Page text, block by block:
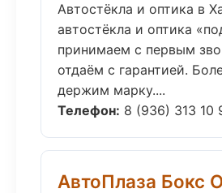
Автостёкла и оптика в
автостёкла и оптика
принимаем с первым
отдаём с гарантией.
держим марку....
Телефон: 8 (936) 313 10
АвтоПлаза Бокс